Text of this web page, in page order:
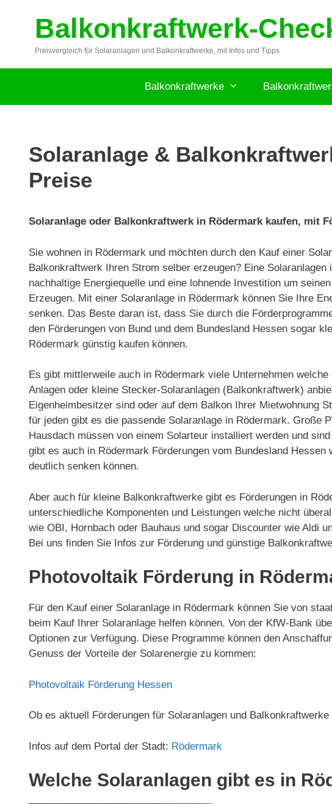
springenBalkonkraftwerk-
Preisvergleich für Solaranlagen und Balkonkraftwerke, mit Infos und Tipps
Balkonkraftwerke
Solaranlage &
Preise
Solaranlage oder Balkonkraftwerk in Rödermark kaufen, mit
Sie wohnen in Rödermark und möchten durch den Kauf einer
Balkonkraftwerk Ihren Strom selber erzeugen? Eine Solaranlagen
nachhaltige Energiequelle und eine lohnende Investition um
Erzeugen. Mit einer Solaranlage in Rödermark können Sie Ihre
senken. Das Beste daran ist, dass Sie durch die
den Förderungen von Bund und dem Bundesland Hessen sogar
Rödermark günstig kaufen können.
Es gibt mittlerweile auch in Rödermark viele Unternehmen
Anlagen oder kleine Stecker-Solaranlagen (Balkonkraftwerk)
Eigenheimbesitzer sind oder auf dem Balkon Ihrer Mietwohnung
für jeden gibt es die passende Solaranlage in Rödermark. Große
Hausdach müssen von einem Solarteur installiert werden und
gibt es auch in Rödermark Förderungen vom Bundesland Hessen
deutlich senken können.
Aber auch für kleine Balkonkraftwerke gibt es Förderungen in
unterschiedliche Komponenten und Leistungen welche nicht
wie OBI, Hornbach oder Bauhaus und sogar Discounter wie Aldi
Bei uns finden Sie Infos zur Förderung und günstige
Photovoltaik Förderung in
Für den Kauf einer Solaranlage in Rödermark können Sie von
beim Kauf Ihrer Solaranlage helfen können. Von der KfW-Bank
Optionen zur Verfügung. Diese Programme können den
Genuss der Vorteile der Solarenergie zu kommen:
Photovoltaik Förderung Hessen
Ob es aktuell Förderungen für Solaranlagen und
Infos auf dem Portal der Stadt: Rödermark
Welche Solaranlagen gibt es in